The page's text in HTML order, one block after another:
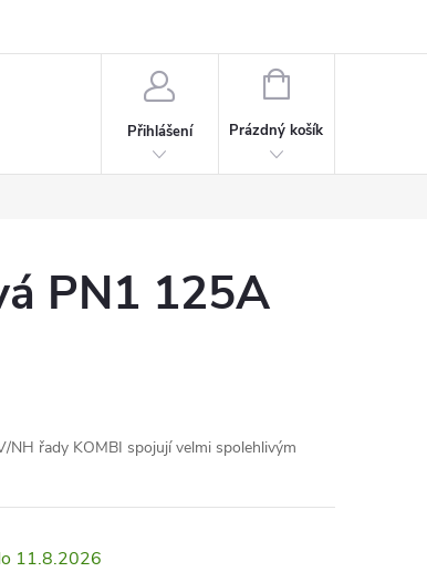
Přihlášení
NÁKUPNÍ
Prázdný košík
PN1 125A
NH řady KOMBI spojují velmi spolehlivým
11.8.2026